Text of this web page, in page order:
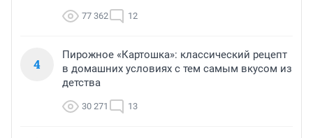
77 362 12
4
Пирожное «Картошка»: классический рецепт
в домашних условиях с тем самым вкусом из
детства
30 271 13